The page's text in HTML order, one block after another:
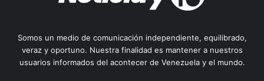
Somos un medio de comunicación independiente, equilibrado,
veraz y oportuno. Nuestra finalidad es mantener a nuestros
usuarios informados del acontecer de Venezuela y el mundo.